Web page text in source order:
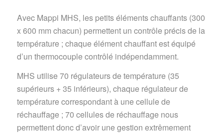
Avec Mappi MHS, les petits éléments chauffants (300
x 600 mm chacun) permettent un contrôle précis de la
température ; chaque élément chauffant est équipé
d’un thermocouple contrôlé indépendamment.
MHS utilise 70 régulateurs de température (35
supérieurs + 35 inférieurs), chaque régulateur de
température correspondant à une cellule de
réchauffage ; 70 cellules de réchauffage nous
permettent donc d’avoir une gestion extrêmement